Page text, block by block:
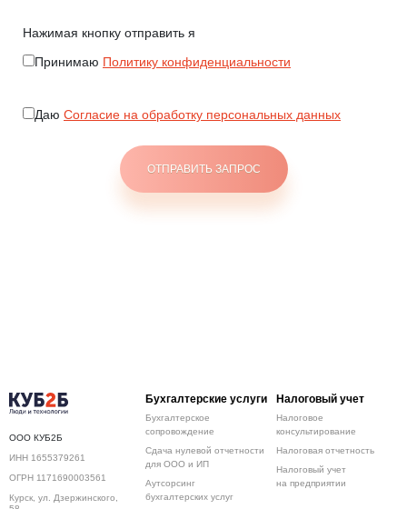
Нажимая кнопку отправить я
Принимаю Политику конфиденциальности
Даю Согласие на обработку персональных данных
ООО КУБ2Б
ИНН 1655379261
ОГРН 1171690003561
Курск, ул. Дзержинского,
Бухгалтерские услуги
Бухгалтерское
сопровождение
Сдача нулевой отчетности
для ООО и ИП
Аутсорсинг
бухгалтерских услуг
Налоговый учет
Налоговое
консультирование
Налоговая отчетность
Налоговый учет
на предприятии